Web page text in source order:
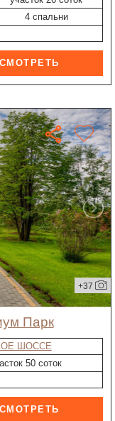
4 спальни
+37
Парк
ШОССЕ
50 соток